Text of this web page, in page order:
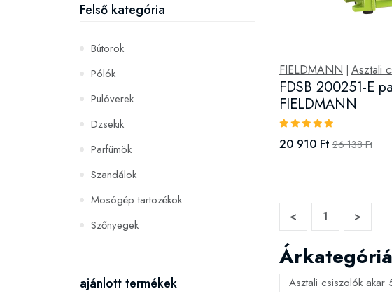
Felső kategória
Bútorok
Pólók
Pulóverek
Dzsekik
Parfümök
Szandálok
Mosógép tartozékok
Szőnyegek
Szerszámok és gépek
ajánlott termékek
FIELDMANN Asztali
FDSB 200251-E
FIELDMANN
20 910 Ft 26 138 Ft
< 1 >
Asztali csiszolók akar